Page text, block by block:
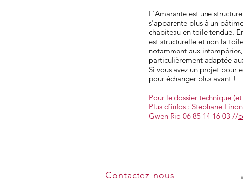
L'Amarante est une
s'apparente plus à un
chapiteau en toile tendue.
est structurelle et non la
notamment aux
particulièrement adaptée
Si vous avez un projet pour
pour échanger plus avant !
Pour le dossier technique
Plus d’infos : Stephane
Gwen Rio 06 85 14 16 03 //
Contactez-nous